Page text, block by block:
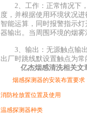
2、工作：正常情况下，
度，并根据使用环境状况
智能运算，同时报警指示
器输出。当周围环境的烟雾
3、输出：无源触点输出
出厂时跳线默设置触点为常
亿杰烟感清洗相关文
烟感探测器的安装布置要求
消防栓放置位置及使用
温感探测器种类